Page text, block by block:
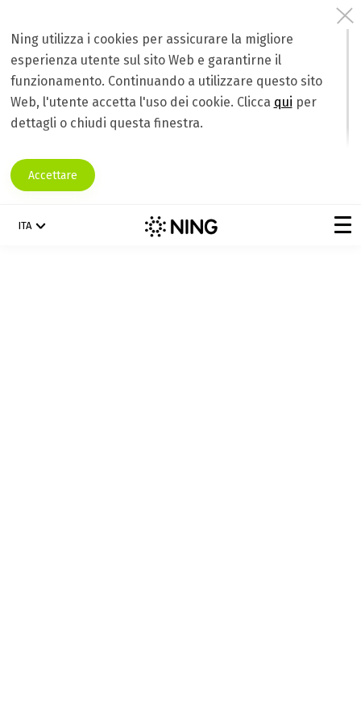
Ning utilizza i cookies per assicurare la migliore
esperienza utente sul sito Web e garantirne il
funzionamento. Continuando a utilizzare questo sito
Web, l'utente accetta l'uso dei cookie. Clicca qui per
dettagli o chiudi questa finestra.
Accettare
ITA